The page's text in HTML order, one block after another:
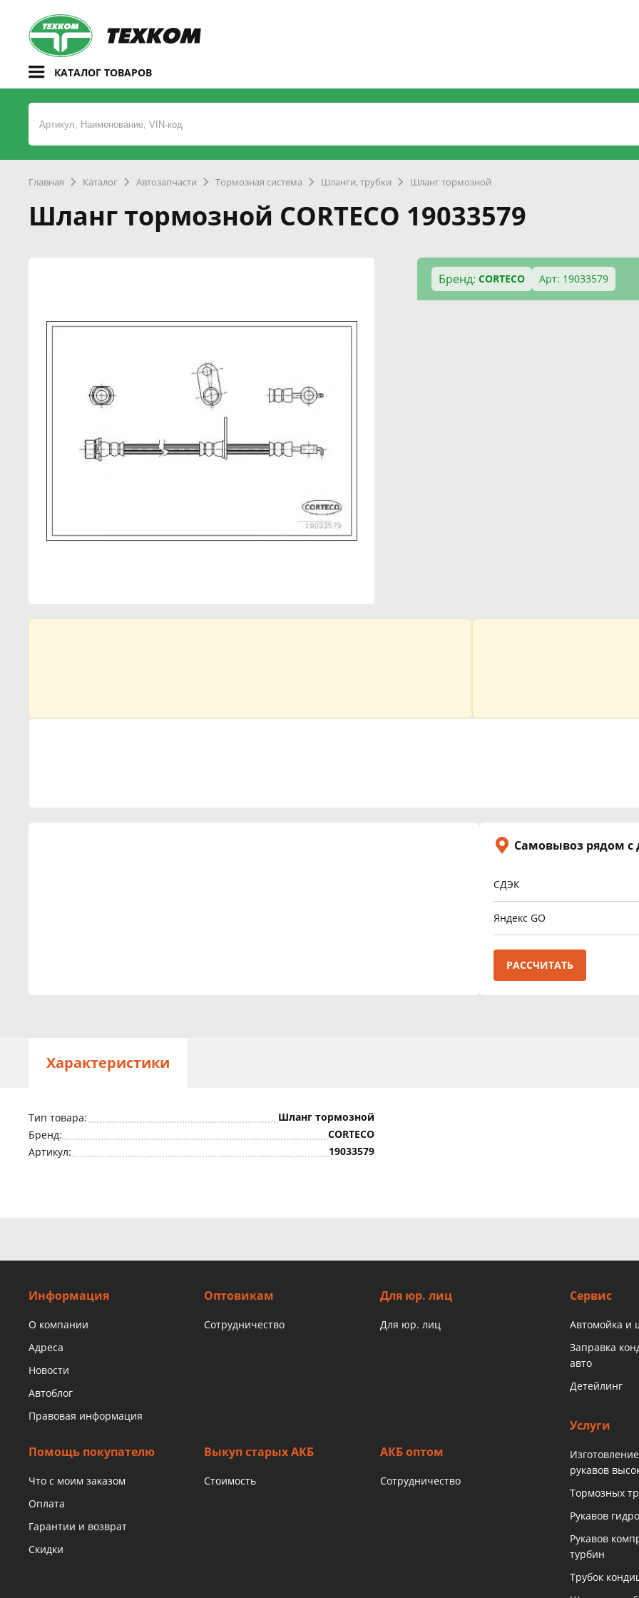
КАТАЛОГ ТОВАРОВ
Главная Каталог Автозапчасти Тормозная система Шланги, трубки Шланг тормозной
Шланг тормозной CORTECO 19033579
Бренд: CORTECO Арт: 19033579
Самовывоз рядом
СДЭК
Яндекс GO
РАССЧИТАТЬ
Характеристики
Тип товара:
Шланг тормозной
Бренд:
CORTECO
Артикул:
19033579
Информация
О компании
Адреса
Новости
Автоблог
Правовая информация
Оптовикам
Сотрудничество
Для юр. лиц
Для юр. лиц
Помощь покупателю
Что с моим заказом
Оплата
Гарантии и возврат
Скидки
Выкуп старых АКБ
Стоимость
АКБ оптом
Сотрудничество
Сервис
Автомойка и
Заправка
авто
Детейлинг
Услуги
рукавов
Тормозных
Рукавов
Рукавов
турбин
Трубок